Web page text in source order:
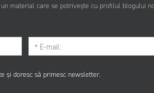
material care se potrivește cu profilul blogului
și doresc să primesc newsletter.